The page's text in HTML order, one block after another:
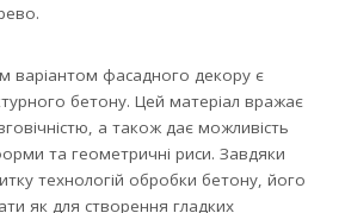
фасадного декору є
бетону. Цей матеріал вражає
а також дає можливість
та геометричні риси. Завдяки
технологій обробки бетону, його
як для створення гладких